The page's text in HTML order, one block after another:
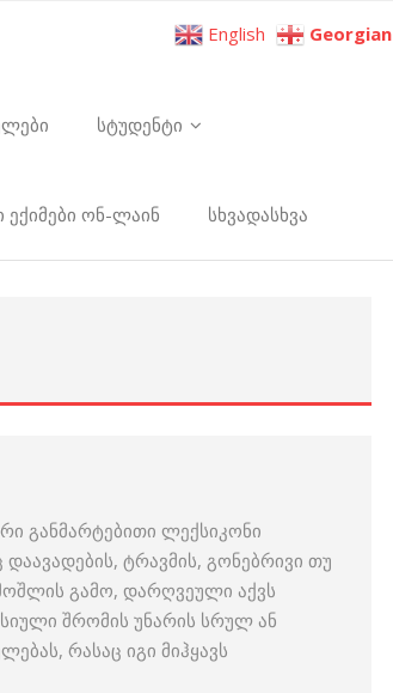
სტუდენტი
ონ-ლაინ სხვადასხვა
განმარტებითი ლექსიკონი
ტრავმის, გონებრივი თუ
გამო, დარღვეული აქვს
შრომის უნარის სრულ ან
რასაც იგი მიჰყავს
English Georgian